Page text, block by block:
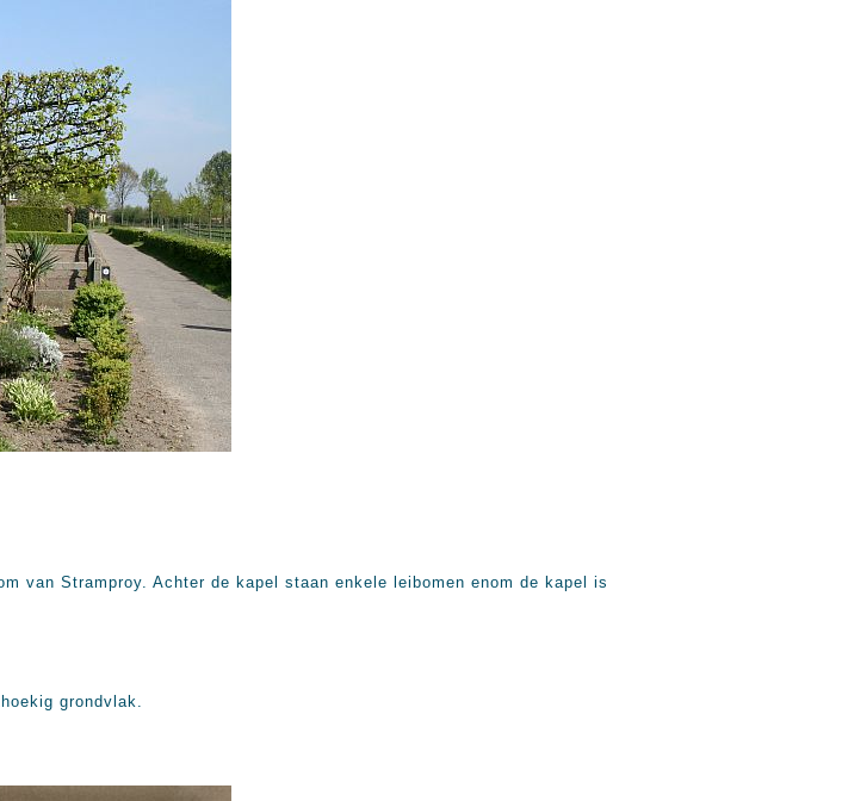
van Stramproy. Achter de kapel staan enkele leibomen enom de kapel is
grondvlak.